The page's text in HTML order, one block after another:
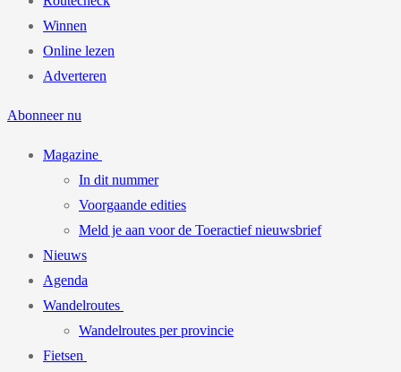
Winnen
Online lezen
Adverteren
Abonneer nu
Magazine
In dit nummer
Voorgaande edities
Meld je aan voor de Toeractief nieuwsbrief
Nieuws
Agenda
Wandelroutes
Wandelroutes per provincie
Fietsen